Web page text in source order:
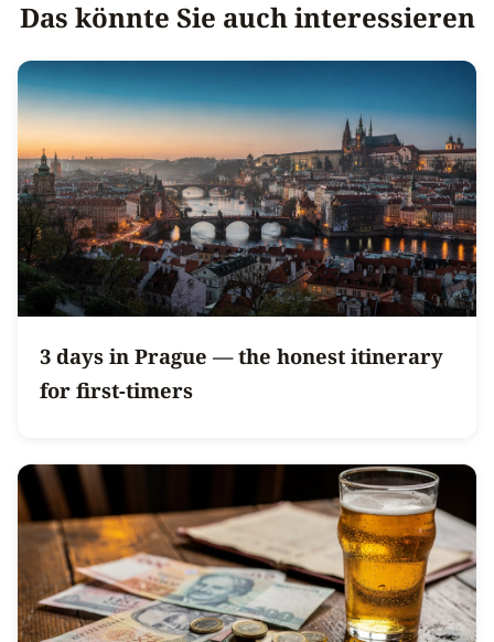
Das könnte Sie auch interessieren
3 days in Prague — the honest itinerary
for first-timers